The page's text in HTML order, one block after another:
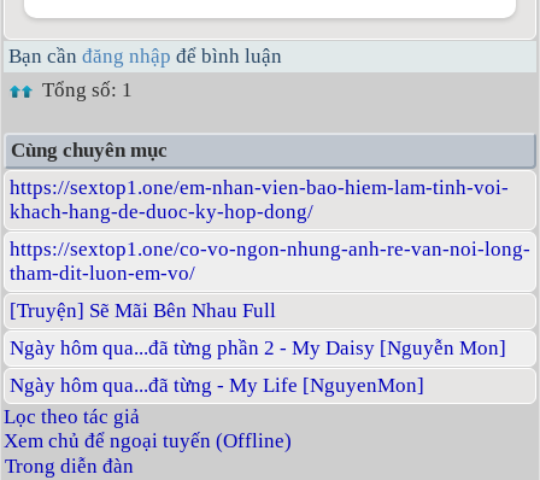
Bạn cần đăng nhập để bình luận
Tổng số: 1
Cùng chuyên mục
https://sextop1.one/em-nhan-vien-bao-hiem-lam-tinh-voi-
khach-hang-de-duoc-ky-hop-dong/
https://sextop1.one/co-vo-ngon-nhung-anh-re-van-noi-long-
tham-dit-luon-em-vo/
[Truyện] Sẽ Mãi Bên Nhau Full
Ngày hôm qua...đã từng phần 2 - My Daisy [Nguyễn Mon]
Ngày hôm qua...đã từng - My Life [NguyenMon]
Lọc theo tác giả
Xem chủ để ngoại tuyến (Offline)
Trong diễn đàn